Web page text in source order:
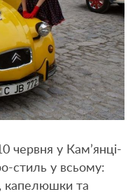
червня у Кам’янці-
стиль у всьому:
капелюшки та